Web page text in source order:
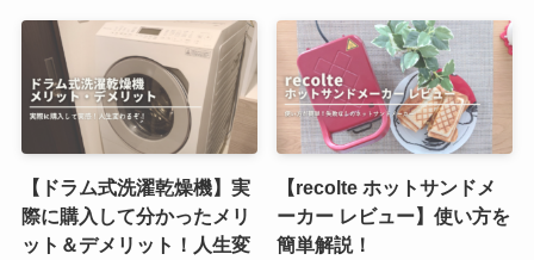
【ドラム式洗濯乾燥機】実
際に購入して分かったメリ
ット＆デメリット！人生変
【recolte ホットサンドメ
ーカー レビュー】使い方を
簡単解説！